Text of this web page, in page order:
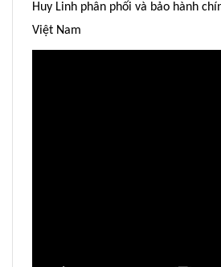
Huy Linh phân phối và bảo hành
Việt Nam